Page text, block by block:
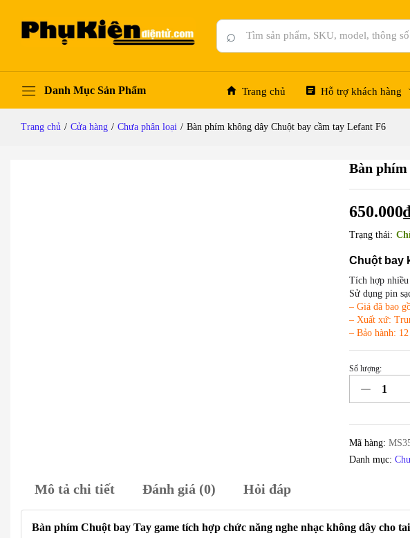
⌕
Danh Mục Sản Phẩm Trang chủ Hỗ trợ khách hàng
Trang chủ / Cửa hàng / Chưa phân loại / Bàn phím không dây Chuột bay cầm tay Lefant F6
Bàn phím
650.000
Trạng thái:
Chuột bay
Tích hợp
Sử dụng pin
– Giá đã bao
– Xuất xứ:
– Bảo hành:
Bàn
phím
không
dây
Chuột
bay
Số lượng:
Mã hàng:
Danh mục:
Mô tả chi tiết Đánh giá (0) Hỏi đáp
Bàn phím Chuột bay Tay game tích hợp chức năng nghe nhạc không dây cho
Mô tả chi tiết Hỏi đáp